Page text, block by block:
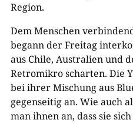
Region.
Dem Menschen
begann der Freitag
aus Chile, Australien und
Retromikro scharten. Die
bei ihrer Mischung aus
gegenseitig an. Wie auch
man ihnen an, dass sie